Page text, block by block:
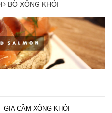
BÒ XÔNG KHÓI
GIA CẦM XÔNG KHÓI